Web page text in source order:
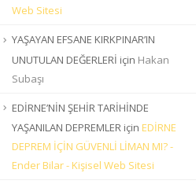
Web Sitesi
YAŞAYAN EFSANE KIRKPINAR’IN
UNUTULAN DEĞERLERİ için Hakan
Subaşı
EDİRNE’NİN ŞEHİR TARİHİNDE
YAŞANILAN DEPREMLER için EDİRNE
DEPREM İÇİN GÜVENLİ LİMAN MI? -
Ender Bilar - Kişisel Web Sitesi